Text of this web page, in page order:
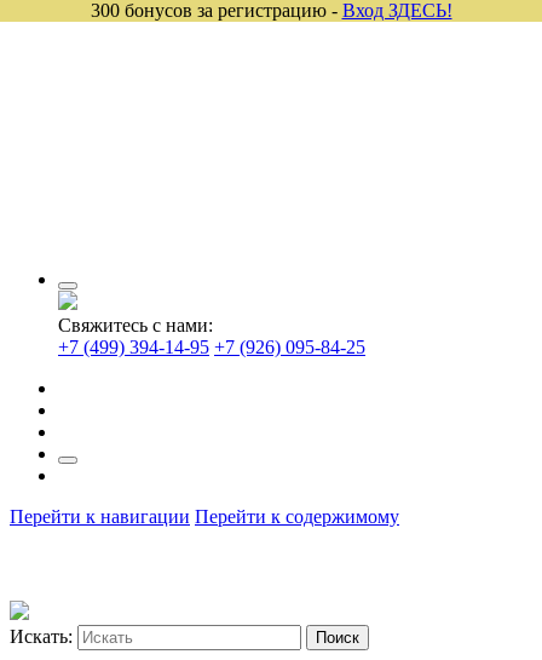
Свяжитесь с нами:
+7 (499) 394-14-95 +7 (926) 095-84-25
Перейти к навигации Перейти к содержимому
Искать:
300 бонусов за регистрацию - Вход ЗДЕСЬ!